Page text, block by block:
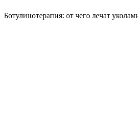
Ботулинотерапия: от чего лечат